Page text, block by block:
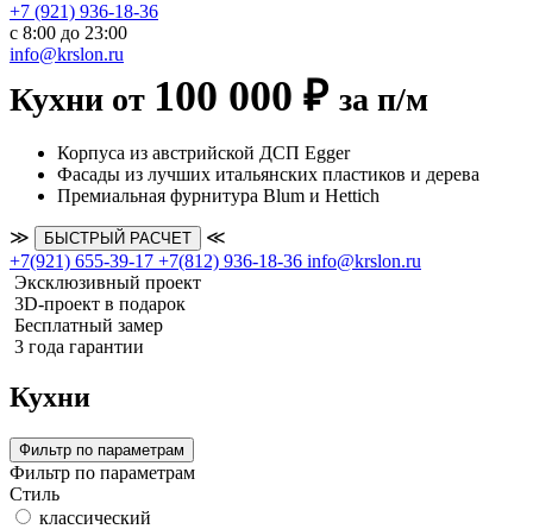
+7 (921) 936-18-36
с 8:00 до 23:00
info@krslon.ru
Кухни от 100 000 ₽ за п/м
Корпуса из австрийской ДСП Egger
Фасады из лучших итальянских пластиков и дерева
Премиальная фурнитура Blum и Hettich
≫ БЫСТРЫЙ РАСЧЕТ
≪
+7(921) 655-39-17 +7(812) 936-18-36 info@krslon.ru
Эксклюзивный проект
3D-проект в подарок
Бесплатный замер
3 года гарантии
Кухни
Фильтр по параметрам
Фильтр по параметрам
Стиль
классический